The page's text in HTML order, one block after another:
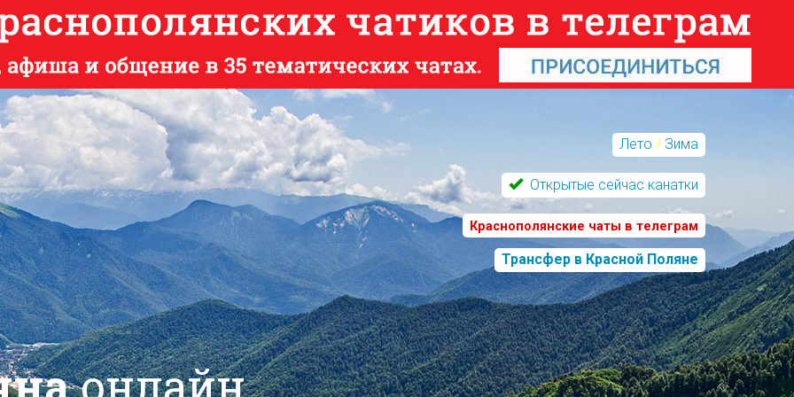
Лето / Зима
Открытые сейчас канатки
Краснополянские чаты в телеграм
Трансфер в Красной Поляне